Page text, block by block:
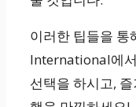
이러한 팁들을
International에
선택을 하시고,